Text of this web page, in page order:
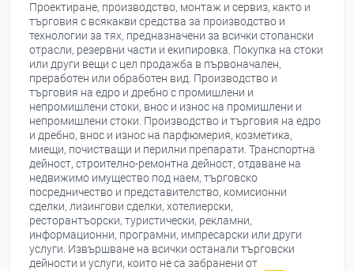
Проектиране, производство, монтаж и сервиз, както и
търговия с всякакви средства за производство и
технологии за тях, предназначени за всички стопански
отрасли, резервни части и екипировка. Покупка на стоки
или други вещи с цел продажба в първоначален,
преработен или обработен вид. Производство и
търговия на едро и дребно с промишлени и
непромишлени стоки, внос и износ на промишлени и
непромишлени стоки. Производство и търговия на едро
и дребно, внос и износ на парфюмерия, козметика,
миещи, почистващи и перилни препарати. Транспортна
дейност, строително-ремонтна дейност, отдаване на
недвижимо имущество под наем, търговско
посредничество и представителство, комисионни
сделки, лизингови сделки, хотелиерски,
ресторантъорски, туристически, рекламни,
информационни, програмни, импресарски или други
услуги. Извършване на всички останали търговски
дейности и услуги, които не са забранени от